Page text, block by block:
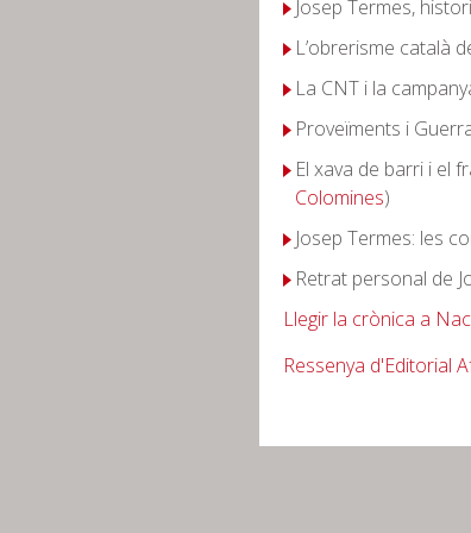
Josep Termes,
L’obrerisme català
La CNT i la
Proveïments i
El xava de barri i el
Colomines)
Josep Termes: les
Retrat personal de
Llegir la crònica a
Ressenya d'Editorial